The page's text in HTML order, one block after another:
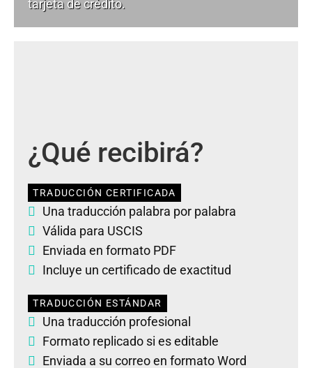
tarjeta de crédito.
¿Qué recibirá?
TRADUCCIÓN CERTIFICADA
Una traducción palabra por palabra
Válida para USCIS
Enviada en formato PDF
Incluye un certificado de exactitud
TRADUCCIÓN ESTÁNDAR
Una traducción profesional
Formato replicado si es editable
Enviada a su correo en formato Word